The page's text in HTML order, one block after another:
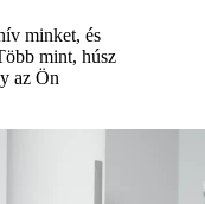
minket, és
mint, húsz
az Ön